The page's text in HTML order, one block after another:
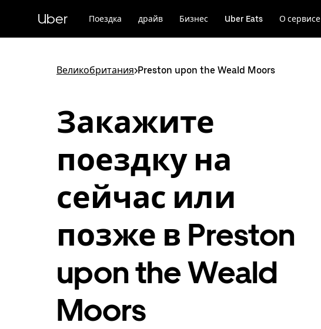
к
Uber Поездка драйв Бизнес Uber Eats О сервисе
Великобритания>Preston upon the Weald Moors
Закажите
поездку на
сейчас или
позже в Preston
upon the Weald
Moors